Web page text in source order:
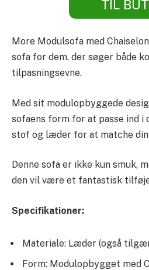
TIL
More Modulsofa med
sofa for dem, der søger både
tilpasningsevne.
Med sit modulopbyggede
sofaens form for at passe ind
stof og læder for at matche
Denne sofa er ikke kun smuk,
den vil være et fantastisk
Specifikationer:
Materiale: Læder (også
Form: Modulopbygget med